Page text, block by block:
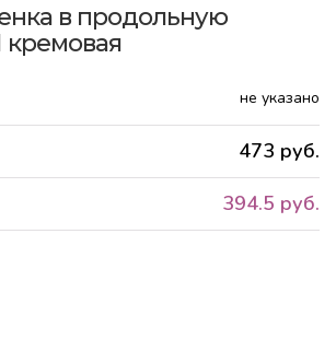
в продольную
не указано
473 руб.
394.5 руб.